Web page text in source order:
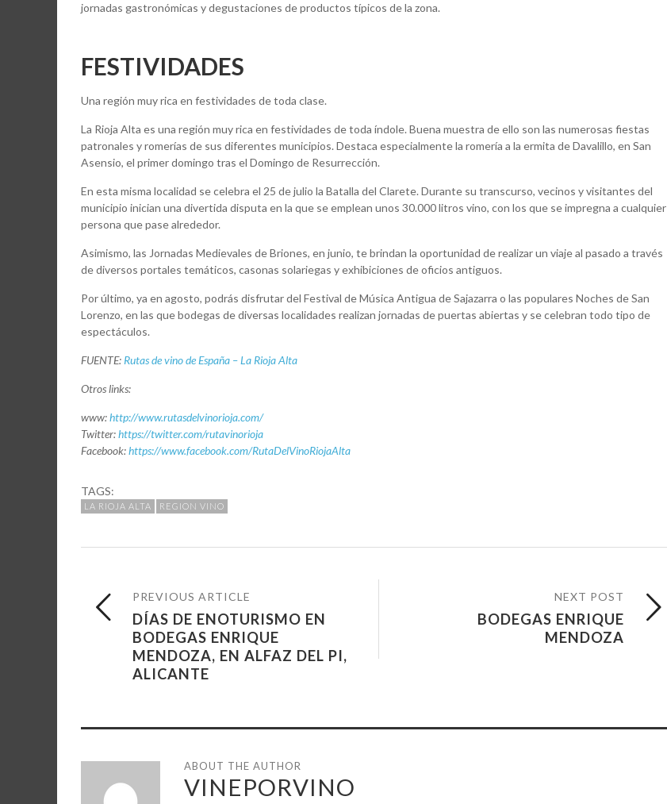
jornadas gastronómicas y degustaciones de productos típicos de la zona.
FESTIVIDADES
Una región muy rica en festividades de toda clase.
La Rioja Alta es una región muy rica en festividades de toda índole. Buena muestra de ello son las numerosas fiestas
patronales y romerías de sus diferentes municipios. Destaca especialmente la romería a la ermita de Davalillo, en San
Asensio, el primer domingo tras el Domingo de Resurrección.
En esta misma localidad se celebra el 25 de julio la Batalla del Clarete. Durante su transcurso, vecinos y visitantes del
municipio inician una divertida disputa en la que se emplean unos 30.000 litros vino, con los que se impregna a cualquier
persona que pase alrededor.
Asimismo, las Jornadas Medievales de Briones, en junio, te brindan la oportunidad de realizar un viaje al pasado a través
de diversos portales temáticos, casonas solariegas y exhibiciones de oficios antiguos.
Por último, ya en agosto, podrás disfrutar del Festival de Música Antigua de Sajazarra o las populares Noches de San
Lorenzo, en las que bodegas de diversas localidades realizan jornadas de puertas abiertas y se celebran todo tipo de
espectáculos.
FUENTE: Rutas de vino de España – La Rioja Alta
Otros links:
www:http://www.rutasdelvinorioja.com/
Twitter:https://twitter.com/rutavinorioja
Facebook:https://www.facebook.com/RutaDelVinoRiojaAlta
TAGS:
LA RIOJA ALTA REGION VINO
NEXT POST
BODEGAS ENRIQUE
MENDOZA
PREVIOUS ARTICLE
DÍAS DE ENOTURISMO EN
BODEGAS ENRIQUE
MENDOZA, EN ALFAZ DEL PI,
ALICANTE
ABOUT THE AUTHOR
VINEPORVINO